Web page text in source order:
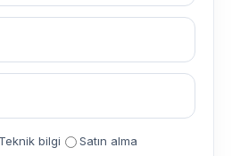
Teknik bilgi Satın alma